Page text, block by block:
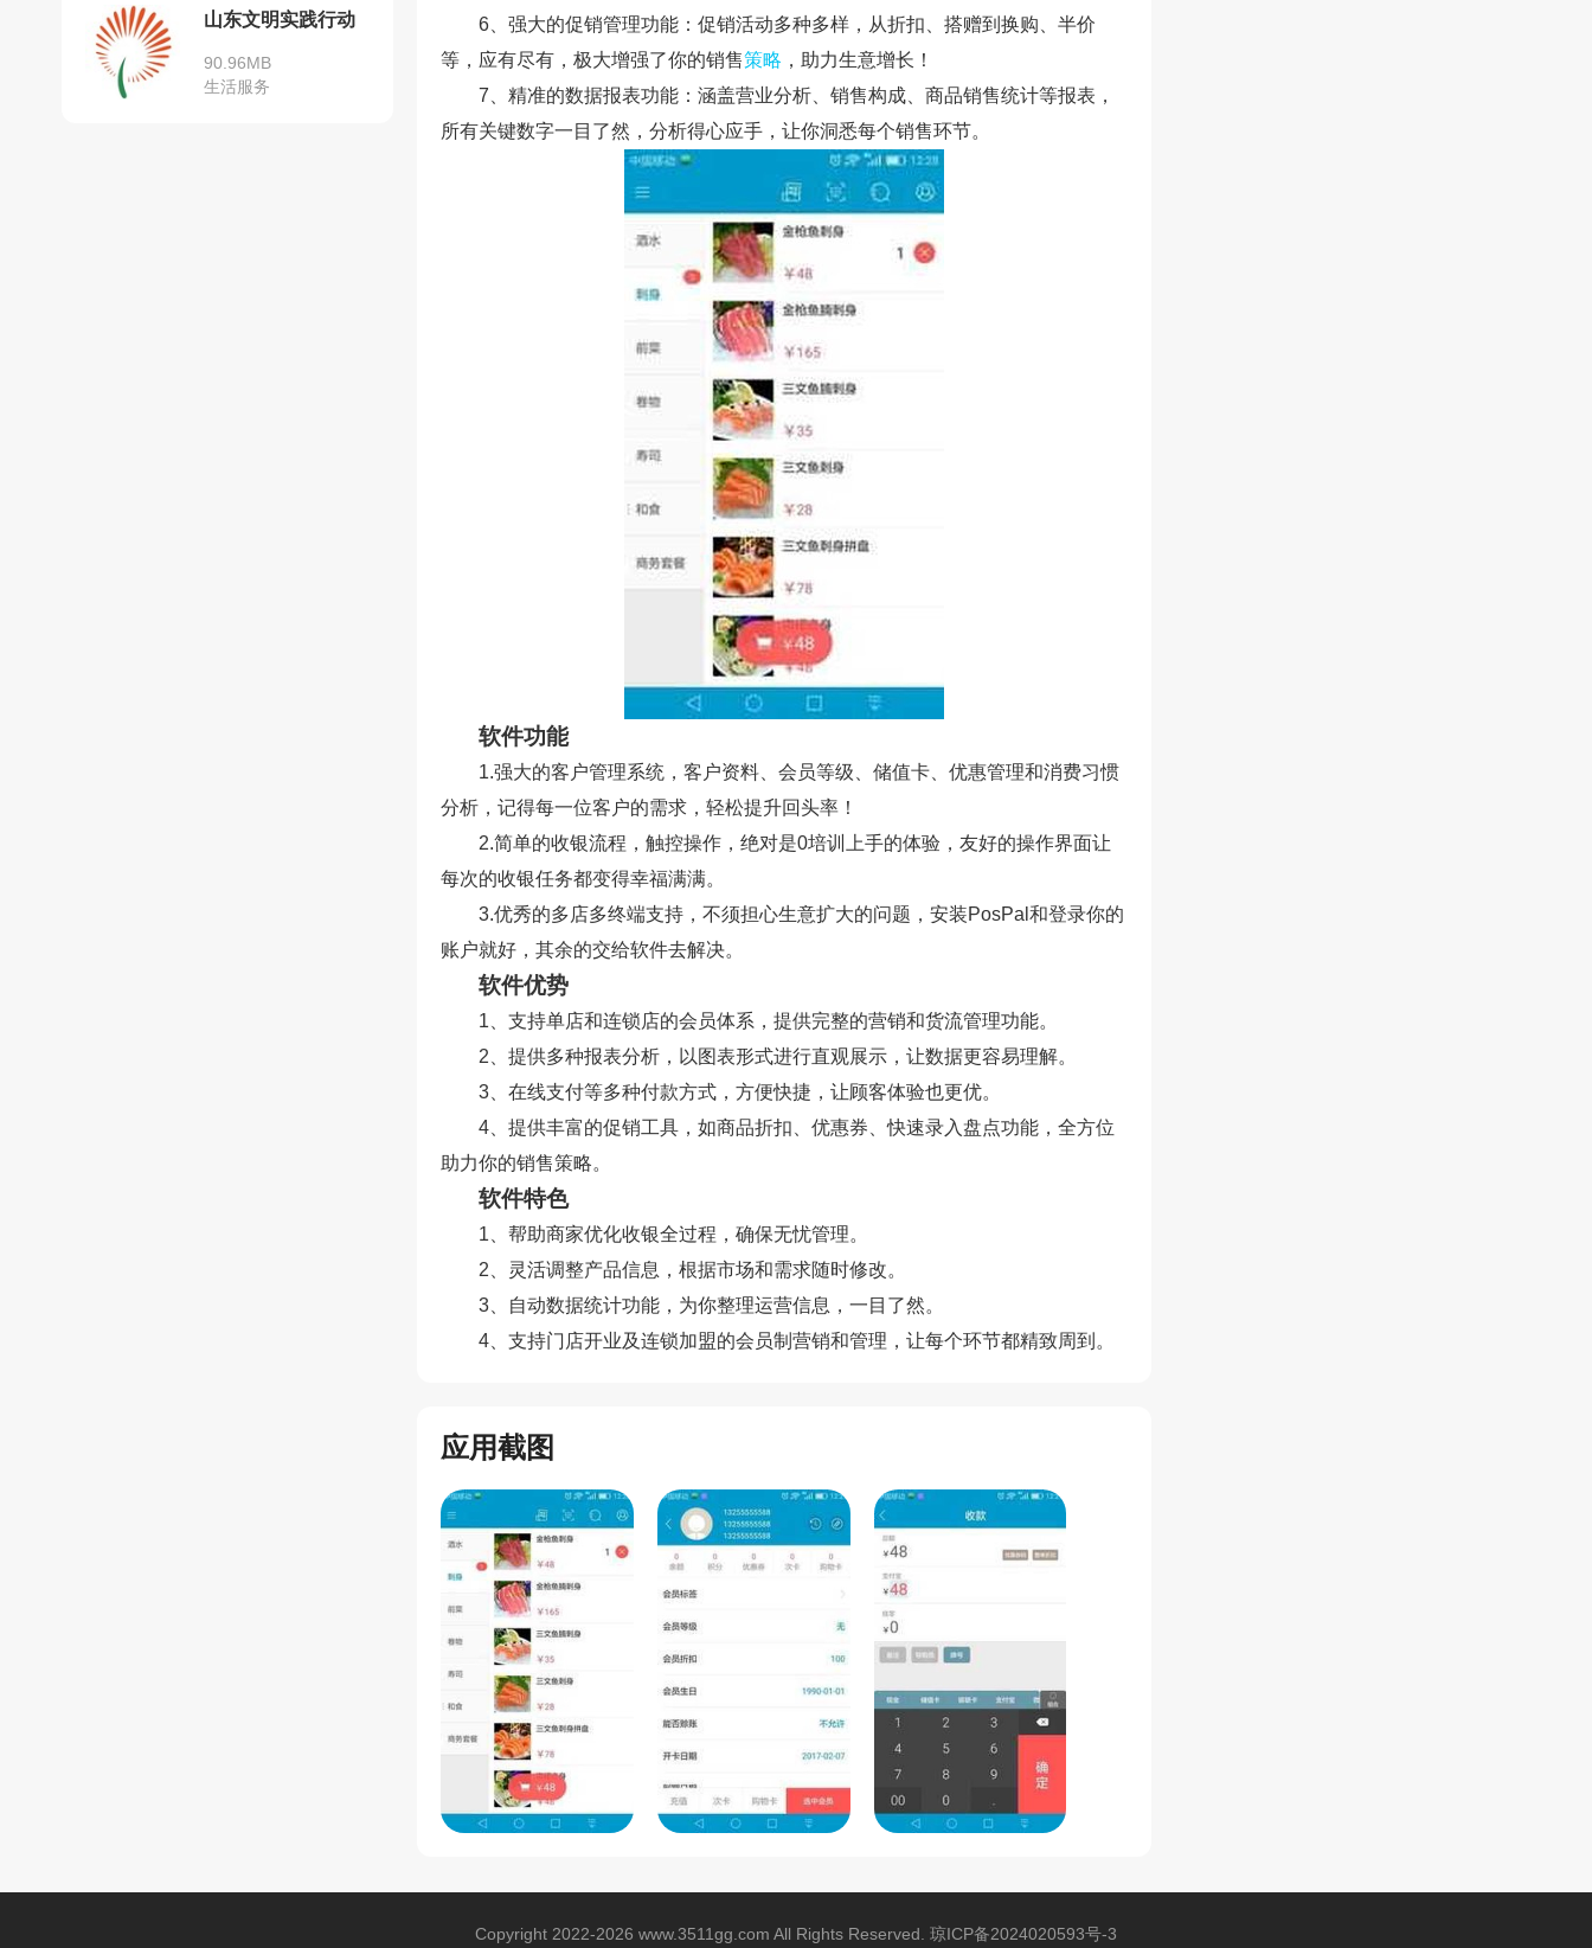
山东文明实践行动
90.96MB
生活服务
6、强大的促销管理功能：促销活动多种多样，从折扣、搭赠到换购、半价
等，应有尽有，极大增强了你的销售策略 ，助力生意增长！
7、精准的数据报表功能：涵盖营业分析、销售构成、商品销售统计等报表，
所有关键数字一目了然，分析得心应手，让你洞悉每个销售环节。
软件功能
1.强大的客户管理系统，客户资料、会员等级、储值卡、优惠管理和消费习惯
分析，记得每一位客户的需求，轻松提升回头率！
2.简单的收银流程，触控操作，绝对是0培训上手的体验，友好的操作界面让
每次的收银任务都变得幸福满满。
3.优秀的多店多终端支持，不须担心生意扩大的问题，安装PosPal和登录你的
账户就好，其余的交给软件去解决。
软件优势
1、支持单店和连锁店的会员体系，提供完整的营销和货流管理功能。
2、提供多种报表分析，以图表形式进行直观展示，让数据更容易理解。
3、在线支付等多种付款方式，方便快捷，让顾客体验也更优。
4、提供丰富的促销工具，如商品折扣、优惠券、快速录入盘点功能，全方位
助力你的销售策略。
软件特色
1、帮助商家优化收银全过程，确保无忧管理。
2、灵活调整产品信息，根据市场和需求随时修改。
3、自动数据统计功能，为你整理运营信息，一目了然。
4、支持门店开业及连锁加盟的会员制营销和管理，让每个环节都精致周到。
应用截图
Copyright 2022-2026 www.3511gg.com All Rights Reserved. 琼ICP备2024020593号-3